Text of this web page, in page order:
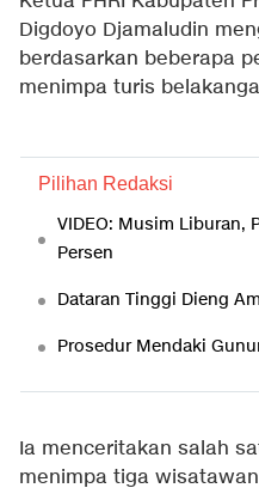
Digdoyo Djamaludin
berdasarkan beberapa
menimpa turis
Pilihan Redaksi
VIDEO: Musim Liburan,
Persen
Dataran Tinggi Dieng
Prosedur Mendaki
Ia menceritakan salah
menimpa tiga